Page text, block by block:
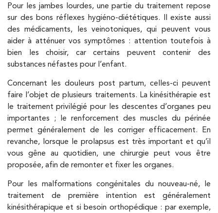
Pour les jambes lourdes, une partie du traitement repose
sur des bons réflexes hygiéno-diététiques. Il existe aussi
des médicaments, les veinotoniques, qui peuvent vous
aider à atténuer vos symptômes : attention toutefois à
bien les choisir, car certains peuvent contenir des
substances néfastes pour l’enfant.
Concernant les douleurs post partum, celles-ci peuvent
faire l’objet de plusieurs traitements. La kinésithérapie est
le traitement privilégié pour les descentes d’organes peu
importantes ; le renforcement des muscles du périnée
permet généralement de les corriger efficacement. En
revanche, lorsque le prolapsus est très important et qu’il
vous gêne au quotidien, une chirurgie peut vous être
proposée, afin de remonter et fixer les organes.
Pour les malformations congénitales du nouveau-né, le
traitement de première intention est généralement
kinésithérapique et si besoin orthopédique : par exemple,